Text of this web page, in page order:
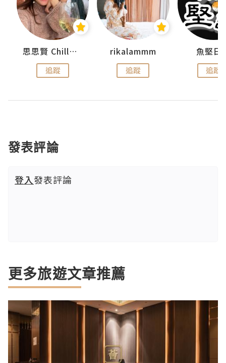
思思賢 ChillMyBabe
追蹤
rikalammm
追蹤
魚堅日
追蹤
發表評論
登入發表評論
更多旅遊文章推薦